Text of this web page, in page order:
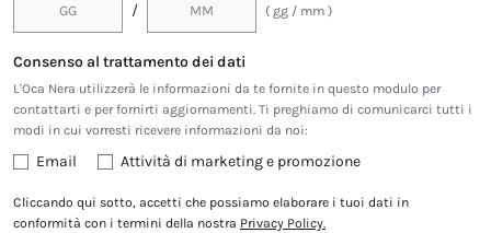
/ ( gg / mm )
Consenso al trattamento dei dati
L'Oca Nera utilizzerà le informazioni da te fornite in questo modulo per
contattarti e per fornirti aggiornamenti. Ti preghiamo di comunicarci tutti i
modi in cui vorresti ricevere informazioni da noi:
Email Attività di marketing e promozione
Cliccando qui sotto, accetti che possiamo elaborare i tuoi dati in
conformità con i termini della nostra Privacy Policy.